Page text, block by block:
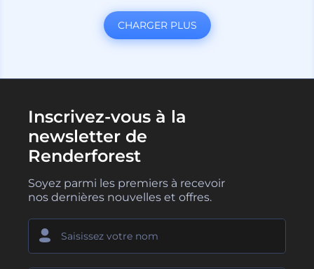
CHARGER PLUS
Inscrivez-vous à la
newsletter de
Renderforest
Soyez parmi les premiers à recevoir
nos dernières nouvelles et offres.